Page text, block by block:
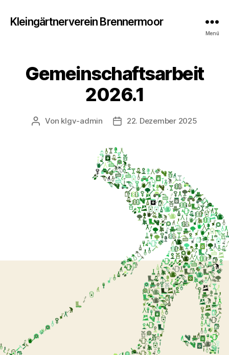
Kleingärtnerverein Brennermoor
Menü
Gemeinschaftsarbeit
2026.1
Beitragsautor
Von klgv-admin Veröffentlichungsdatum
22. Dezember 2025